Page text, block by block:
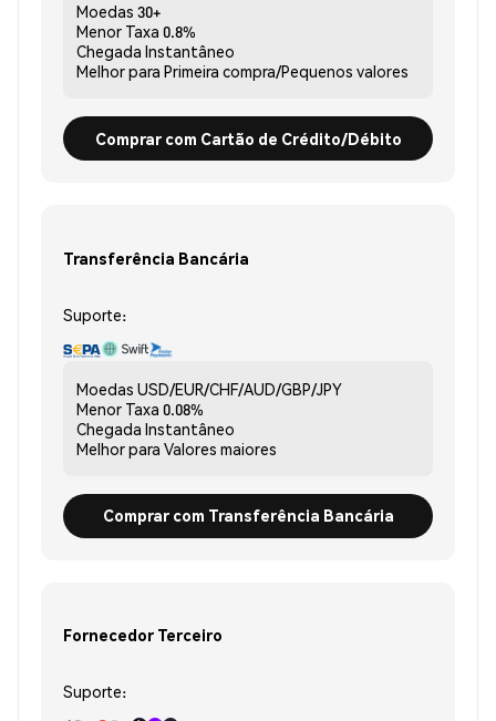
Moedas 30+
Menor Taxa 0.8%
Chegada Instantâneo
Melhor para Primeira compra/Pequenos valores
Comprar com Cartão de Crédito/Débito
Transferência Bancária
Suporte:
Moedas USD/EUR/CHF/AUD/GBP/JPY
Menor Taxa 0.08%
Chegada Instantâneo
Melhor para Valores maiores
Comprar com Transferência Bancária
Fornecedor Terceiro
Suporte: